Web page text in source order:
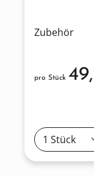
Zubehör
pro Stück